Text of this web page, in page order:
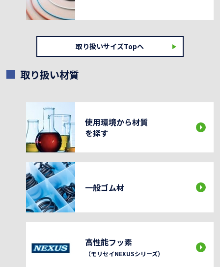
取り扱いサイズTopへ
取り扱い材質
使用環境から材質
を探す
一般ゴム材
高性能フッ素
（モリセイNEXUSシリーズ）